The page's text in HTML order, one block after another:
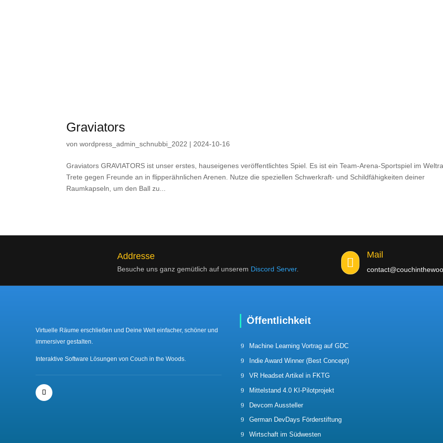
Graviators
vonwordpress_admin_schnubbi_2022 | 2024-10-16
Graviators GRAVIATORS ist unser erstes, hauseigenes veröffentlichtes Spiel. Es ist ein Team-Arena-Sportspiel im
Trete gegen Freunde an in flipperähnlichen Arenen. Nutze die speziellen Schwerkraft- und Schildfähigkeiten deiner
Raumkapseln, um den Ball zu...
Addresse
Besuche uns ganz gemütlich auf unserem Discord Server. 
Mail
Virtuelle Räume erschließen und Deine Welt einfacher, schöner und
immersiver gestalten.
Interaktive Software Lösungen von Couch in the Woods.
Öffentlichkeit
Machine Learning Vortrag auf GDC
Indie Award Winner (Best Concept)
VR Headset Artikel in FKTG
Mittelstand 4.0 KI-Pilotprojekt
Devcom Aussteller
German DevDays Förderstiftung
Wirtschaft im Südwesten